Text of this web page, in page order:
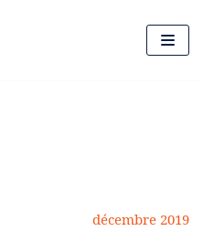
décembre 2019